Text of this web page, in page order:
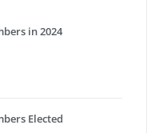
in 2024
Elected